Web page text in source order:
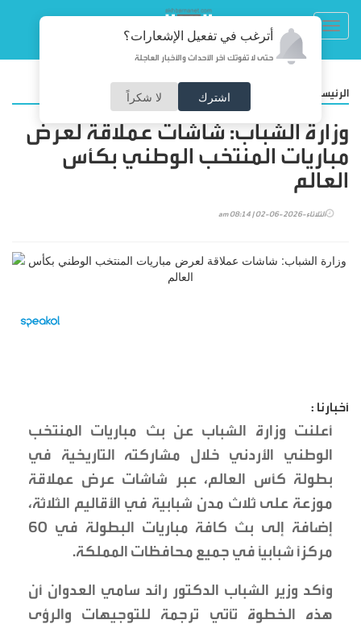
أترغب في تفعيل الإشعارات؟
حتى لا تفوتك آخر الأحداث والأخبار العاجلة
اشترك لا شكراً الرئيسية
وزارة الشباب: شاشات عملاقة لعرض
مباريات المنتخب الوطني بكأس
العالم
الثلاثاء-2026-06-02 | 08:14 am
أخبارنا :
أعلنت وزارة الشباب عن بث مباريات المنتخب
الوطني الأردني خلال مشاركته التاريخية في
بطولة كأس العالم، عبر شاشات عرض عملاقة
موزعة على ثلاث مدن شبابية في الأقاليم الثلاثة،
إضافة إلى بث كافة مباريات البطولة في 60
مركزاً شبابياً في جميع محافظات المملكة.
وأكد وزير الشباب الدكتور رائد سامي العدوان أن
هذه الخطوة تأتي ترجمة للتوجيهات والرؤى